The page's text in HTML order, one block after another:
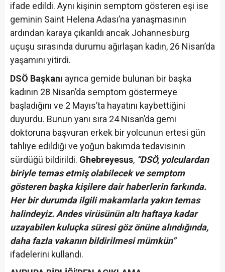
ifade edildi. Aynı kişinin semptom gösteren eşi ise
geminin Saint Helena Adası’na yanaşmasının
ardından karaya çıkarıldı ancak Johannesburg
uçuşu sırasında durumu ağırlaşan kadın, 26 Nisan’da
yaşamını yitirdi.
DSÖ Başkanı ayrıca gemide bulunan bir başka
kadının 28 Nisan’da semptom göstermeye
başladığını ve 2 Mayıs’ta hayatını kaybettiğini
duyurdu. Bunun yanı sıra 24 Nisan’da gemi
doktoruna başvuran erkek bir yolcunun ertesi gün
tahliye edildiği ve yoğun bakımda tedavisinin
sürdüğü bildirildi. Ghebreyesus, “DSÖ, yolculardan
biriyle temas etmiş olabilecek ve semptom
gösteren başka kişilere dair haberlerin farkında.
Her bir durumda ilgili makamlarla yakın temas
halindeyiz. Andes virüsünün altı haftaya kadar
uzayabilen kuluçka süresi göz önüne alındığında,
daha fazla vakanın bildirilmesi mümkün”
ifadelerini kullandı.